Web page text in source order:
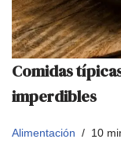
Comidas
imperdibles
Alimentación 10